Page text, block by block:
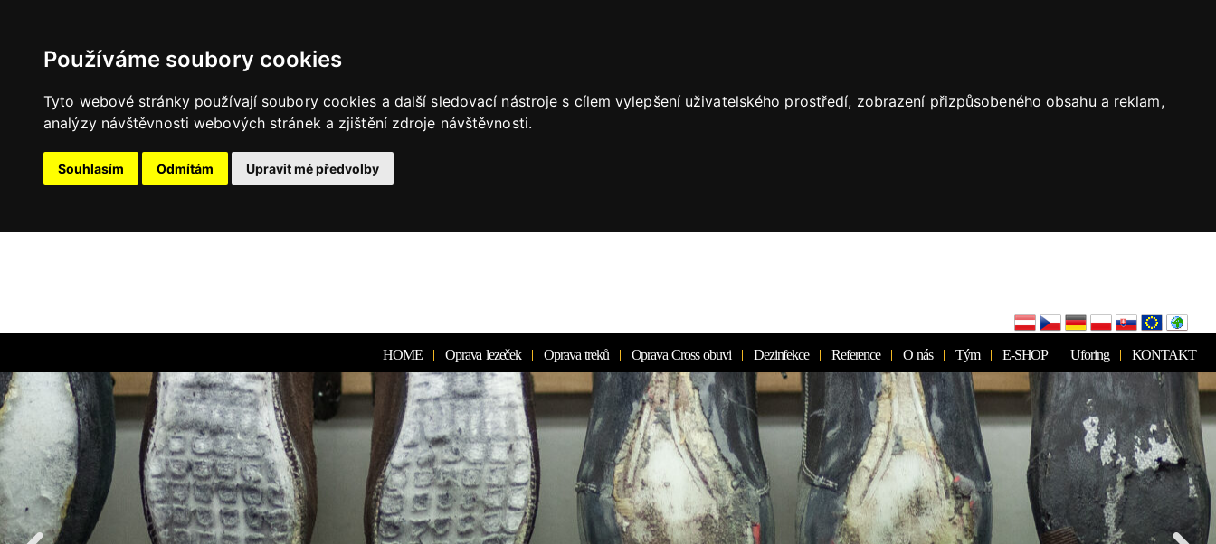
Používáme soubory cookies
Tyto webové stránky používají soubory cookies a další sledovací nástroje s cílem vylepšení uživatelského prostředí, zobrazení přizpůsobeného obsahu a reklam,
analýzy návštěvnosti webových stránek a zjištění zdroje návštěvnosti.
Souhlasím Odmítám Upravit mé předvolby
HOME Oprava lezeček Oprava treků Oprava Cross obuvi Dezinfekce Reference O nás Tým E-SHOP Uforing KONTAKT